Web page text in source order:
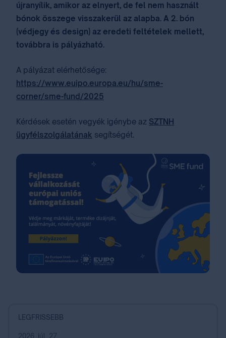
újranyílik, amikor az elnyert, de fel nem használt
bónok összege visszakerül az alapba. A 2. bón
(védjegy és design) az eredeti feltételek mellett,
továbbra is pályázható.
A pályázat elérhetősége:
https://www.euipo.europa.eu/hu/sme-
corner/sme-fund/2025
Kérdések esetén vegyék igénybe az SZTNH
ügyfélszolgálatának segítségét.
LEGFRISSEBB
2026. júl. 27.